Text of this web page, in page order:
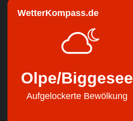
WetterKompass.de
Olpe/Biggesee
Aufgelockerte Bewölkung